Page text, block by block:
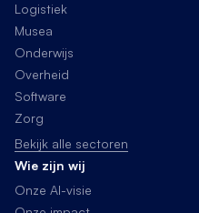
Logistiek
Musea
Onderwijs
Overheid
Software
Zorg
Bekijk alle sectoren
Wie zijn wij
Onze AI-visie